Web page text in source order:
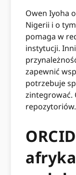
Owen Iyoha
Nigerii i o
pomaga w
instytucji.
zapewnić
potrzebuje
zintegrować.
repozytoriów.